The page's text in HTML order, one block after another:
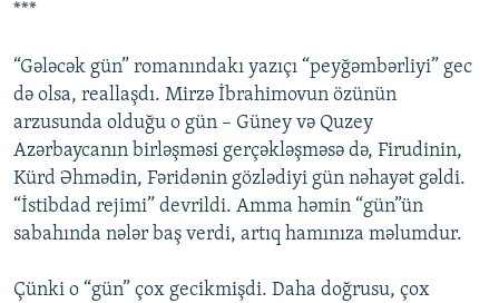
***
“Gələcək gün” romanındakı yazıçı “peyğəmbərliyi” gec
də olsa, reallaşdı. Mirzə İbrahimovun özünün
arzusunda olduğu o gün – Güney və Quzey
Azərbaycanın birləşməsi gerçəkləşməsə də, Firudinin,
Kürd Əhmədin, Fəridənin gözlədiyi gün nəhayət gəldi.
“İstibdad rejimi” devrildi. Amma həmin “gün”ün
sabahında nələr baş verdi, artıq hamınıza məlumdur.
Çünki o “gün” çox gecikmişdi. Daha doğrusu, çox